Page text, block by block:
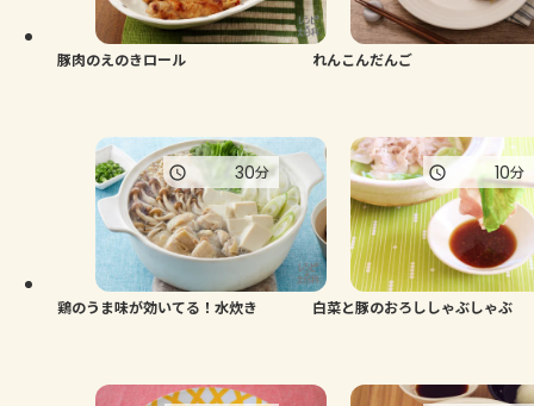
豚肉のえのきロール れんこんだんご
鶏のうま味が効いてる！水炊き
30分
白菜と豚のおろししゃぶしゃぶ
10分